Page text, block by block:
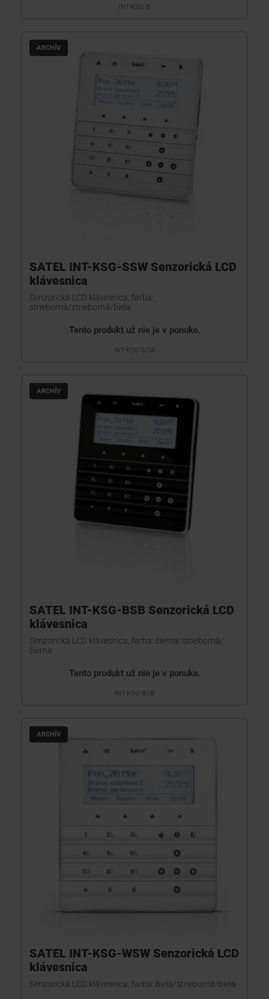
INT-KSG-B
ARCHÍV
SATEL INT-KSG-SSW Senzorická LCD
klávesnica
Senzorická LCD klávesnica, farba:
strieborná/strieborná/biela
Tento produkt už nie je v ponuke.
INT-KSG-SSW
ARCHÍV
SATEL INT-KSG-BSB Senzorická LCD
klávesnica
Senzorická LCD klávesnica, farba: čierna/strieborná/
čierna
Tento produkt už nie je v ponuke.
INT-KSG-BSB
ARCHÍV
SATEL INT-KSG-WSW Senzorická LCD
klávesnica
Senzorická LCD klávesnica, farba: biela/strieborná/biela